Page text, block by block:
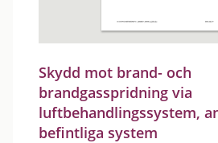
Skydd mot brand- och
brandgasspridning via
luftbehandlingssystem,
befintliga system